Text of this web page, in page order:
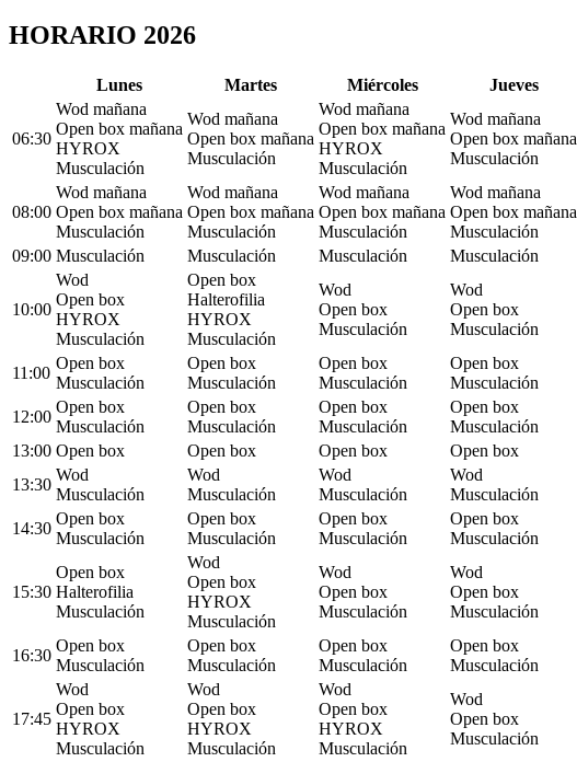
HORARIO 2026
Lunes Martes Miércoles Jueves
06:30
Wod mañana
Open box mañana
HYROX
Musculación
Wod mañana
Open box mañana
Musculación
Wod mañana
Open box mañana
HYROX
Musculación
Wod mañana
Open box mañana
Musculación
08:00
Wod mañana
Open box mañana
Musculación
Wod mañana
Open box mañana
Musculación
Wod mañana
Open box mañana
Musculación
Wod mañana
Open box mañana
Musculación
09:00 Musculación Musculación Musculación Musculación
10:00
Wod
Open box
HYROX
Musculación
Open box
Halterofilia
HYROX
Musculación
Wod
Open box
Musculación
Wod
Open box
Musculación
11:00
Open box
Musculación
Open box
Musculación
Open box
Musculación
Open box
Musculación
12:00
Open box
Musculación
Open box
Musculación
Open box
Musculación
Open box
Musculación
13:00 Open box Open box Open box Open box
13:30
Wod
Musculación
Wod
Musculación
Wod
Musculación
Wod
Musculación
14:30
Open box
Musculación
Open box
Musculación
Open box
Musculación
Open box
Musculación
15:30
Open box
Halterofilia
Musculación
Wod
Open box
HYROX
Musculación
Wod
Open box
Musculación
Wod
Open box
Musculación
16:30
Open box
Musculación
Open box
Musculación
Open box
Musculación
Open box
Musculación
17:45
Wod
Open box
HYROX
Musculación
Wod
Open box
HYROX
Musculación
Wod
Open box
HYROX
Musculación
Wod
Open box
Musculación